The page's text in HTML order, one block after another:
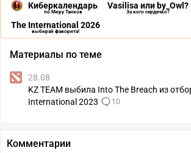
Киберкалендарь
по Миру Танков
Vasilisa или by_Owl?
За кого сердечко?
The International 2026
выбирай фаворита!
Материалы по теме
28.08
KZ TEAM выбила Into The Breach из
International 2023
10
Комментарии